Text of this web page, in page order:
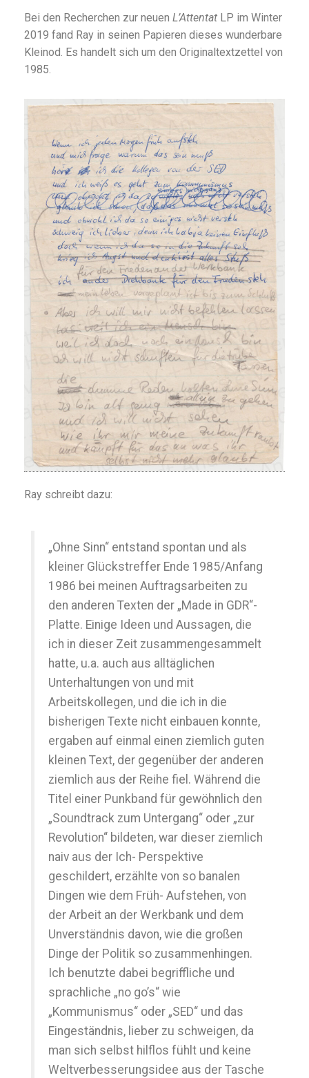
Bei den Recherchen zur neuen L’Attentat LP im Winter
2019 fand Ray in seinen Papieren dieses wunderbare
Kleinod. Es handelt sich um den Originaltextzettel von
1985.
Ray schreibt dazu:
„Ohne Sinn“ entstand spontan und als
kleiner Glückstreffer Ende 1985/Anfang
1986 bei meinen Auftragsarbeiten zu
den anderen Texten der „Made in GDR“-
Platte. Einige Ideen und Aussagen, die
ich in dieser Zeit zusammengesammelt
hatte, u.a. auch aus alltäglichen
Unterhaltungen von und mit
Arbeitskollegen, und die ich in die
bisherigen Texte nicht einbauen konnte,
ergaben auf einmal einen ziemlich guten
kleinen Text, der gegenüber der anderen
ziemlich aus der Reihe fiel. Während die
Titel einer Punkband für gewöhnlich den
„Soundtrack zum Untergang“ oder „zur
Revolution“ bildeten, war dieser ziemlich
naiv aus der Ich- Perspektive
geschildert, erzählte von so banalen
Dingen wie dem Früh- Aufstehen, von
der Arbeit an der Werkbank und dem
Unverständnis davon, wie die großen
Dinge der Politik so zusammenhingen.
Ich benutzte dabei begriffliche und
sprachliche „no go’s“ wie
„Kommunismus“ oder „SED“ und das
Eingeständnis, lieber zu schweigen, da
man sich selbst hilflos fühlt und keine
Weltverbesserungsidee aus der Tasche